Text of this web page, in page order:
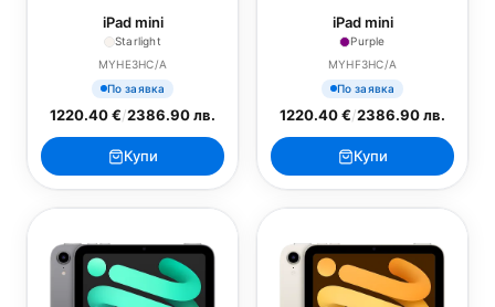
iPad mini
Starlight
MYHE3HC/A
По заявка
1220.40 €/2386.90 лв.
Купи
iPad mini
Purple
MYHF3HC/A
По заявка
1220.40 €/2386.90 лв.
Купи